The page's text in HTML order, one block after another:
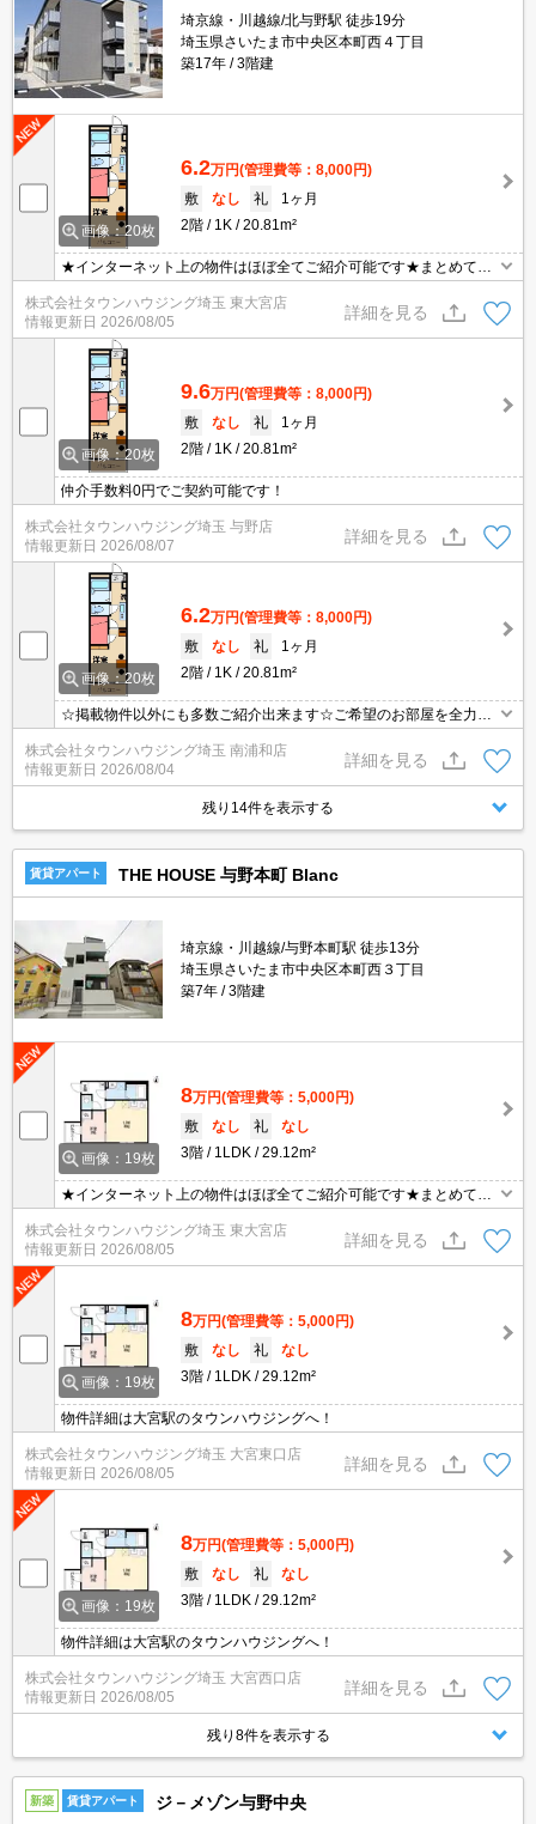
埼京線・川越線/北与野駅 徒歩19分
埼玉県さいたま市中央区本町西４丁目
築17年
3階建
画像：20枚
6.2万円(管理費等：8,000円)
敷
なし 礼
1ヶ月
2階
1K 20.81m²
★インターネット上の物件はほぼ全てご紹介可能です★まとめてご
紹介致します★お部屋探しは情報量地域No１の★タウンハウジング
東大宮店まで★
株式会社タウンハウジング埼玉 東大宮店
情報更新日 2026/08/05
詳細を見る
画像：20枚
9.6万円(管理費等：8,000円)
敷
なし 礼
1ヶ月
2階
1K 20.81m²
仲介手数料0円でご契約可能です！
株式会社タウンハウジング埼玉 与野店
情報更新日 2026/08/07
詳細を見る
画像：20枚
6.2万円(管理費等：8,000円)
敷
なし 礼
1ヶ月
2階
1K 20.81m²
☆掲載物件以外にも多数ご紹介出来ます☆ご希望のお部屋を全力で
お探しさせて頂きます♪
株式会社タウンハウジング埼玉 南浦和店
情報更新日 2026/08/04
詳細を見る
残り14件を表示する
賃貸アパート THE HOUSE 与野本町 Blanc
埼京線・川越線/与野本町駅 徒歩13分
埼玉県さいたま市中央区本町西３丁目
築7年
3階建
画像：19枚
8万円(管理費等：5,000円)
敷
なし 礼
なし
3階
1LDK 29.12m²
★インターネット上の物件はほぼ全てご紹介可能です★まとめてご
紹介致します★お部屋探しは情報量地域No１の★タウンハウジング
東大宮店まで★
株式会社タウンハウジング埼玉 東大宮店
情報更新日 2026/08/05
詳細を見る
画像：19枚
8万円(管理費等：5,000円)
敷
なし 礼
なし
3階
1LDK 29.12m²
物件詳細は大宮駅のタウンハウジングへ！
株式会社タウンハウジング埼玉 大宮東口店
情報更新日 2026/08/05
詳細を見る
画像：19枚
8万円(管理費等：5,000円)
敷
なし 礼
なし
3階
1LDK 29.12m²
物件詳細は大宮駅のタウンハウジングへ！
株式会社タウンハウジング埼玉 大宮西口店
情報更新日 2026/08/05
詳細を見る
残り8件を表示する
新築 賃貸アパート ジ－メゾン与野中央